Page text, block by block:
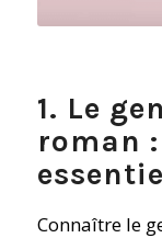
1. Le
roman
Connaître le